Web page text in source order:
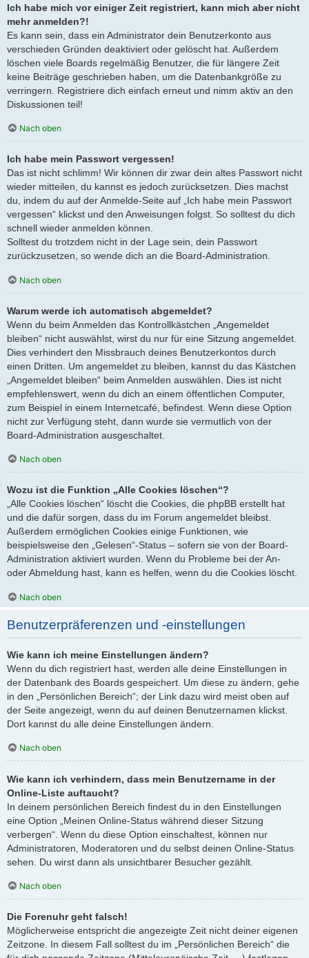
Ich habe mich vor einiger Zeit registriert, kann mich aber nicht
mehr anmelden?!
Es kann sein, dass ein Administrator dein Benutzerkonto aus
verschieden Gründen deaktiviert oder gelöscht hat. Außerdem
löschen viele Boards regelmäßig Benutzer, die für längere Zeit
keine Beiträge geschrieben haben, um die Datenbankgröße zu
verringern. Registriere dich einfach erneut und nimm aktiv an den
Diskussionen teil!
Nach oben
Ich habe mein Passwort vergessen!
Das ist nicht schlimm! Wir können dir zwar dein altes Passwort nicht
wieder mitteilen, du kannst es jedoch zurücksetzen. Dies machst
du, indem du auf der Anmelde-Seite auf „Ich habe mein Passwort
vergessen“ klickst und den Anweisungen folgst. So solltest du dich
schnell wieder anmelden können.
Solltest du trotzdem nicht in der Lage sein, dein Passwort
zurückzusetzen, so wende dich an die Board-Administration.
Nach oben
Warum werde ich automatisch abgemeldet?
Wenn du beim Anmelden das Kontrollkästchen „Angemeldet
bleiben“ nicht auswählst, wirst du nur für eine Sitzung angemeldet.
Dies verhindert den Missbrauch deines Benutzerkontos durch
einen Dritten. Um angemeldet zu bleiben, kannst du das Kästchen
„Angemeldet bleiben“ beim Anmelden auswählen. Dies ist nicht
empfehlenswert, wenn du dich an einem öffentlichen Computer,
zum Beispiel in einem Internetcafé, befindest. Wenn diese Option
nicht zur Verfügung steht, dann wurde sie vermutlich von der
Board-Administration ausgeschaltet.
Nach oben
Wozu ist die Funktion „Alle Cookies löschen“?
„Alle Cookies löschen“ löscht die Cookies, die phpBB erstellt hat
und die dafür sorgen, dass du im Forum angemeldet bleibst.
Außerdem ermöglichen Cookies einige Funktionen, wie
beispielsweise den „Gelesen“-Status – sofern sie von der Board-
Administration aktiviert wurden. Wenn du Probleme bei der An-
oder Abmeldung hast, kann es helfen, wenn du die Cookies löscht.
Nach oben
Benutzerpräferenzen und -einstellungen
Wie kann ich meine Einstellungen ändern?
Wenn du dich registriert hast, werden alle deine Einstellungen in
der Datenbank des Boards gespeichert. Um diese zu ändern, gehe
in den „Persönlichen Bereich“; der Link dazu wird meist oben auf
der Seite angezeigt, wenn du auf deinen Benutzernamen klickst.
Dort kannst du alle deine Einstellungen ändern.
Nach oben
Wie kann ich verhindern, dass mein Benutzername in der
Online-Liste auftaucht?
In deinem persönlichen Bereich findest du in den Einstellungen
eine Option „Meinen Online-Status während dieser Sitzung
verbergen“. Wenn du diese Option einschaltest, können nur
Administratoren, Moderatoren und du selbst deinen Online-Status
sehen. Du wirst dann als unsichtbarer Besucher gezählt.
Nach oben
Die Forenuhr geht falsch!
Möglicherweise entspricht die angezeigte Zeit nicht deiner eigenen
Zeitzone. In diesem Fall solltest du im „Persönlichen Bereich“ die